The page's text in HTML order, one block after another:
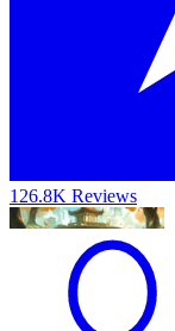
126.8K Reviews